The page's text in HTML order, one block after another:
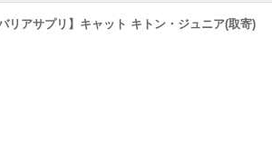
バリアサプリ】キャット キトン・ジュニア(取寄)